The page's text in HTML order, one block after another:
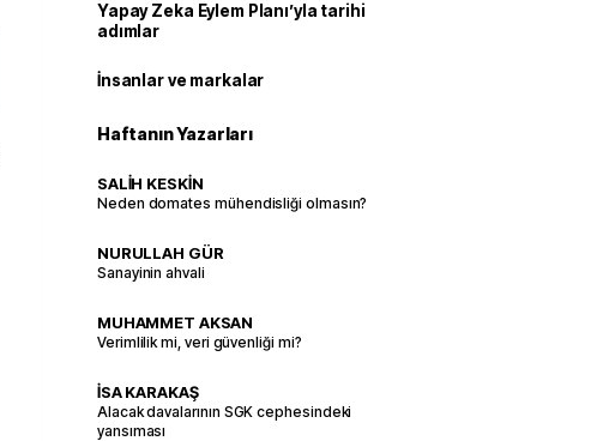
Yapay Zeka Eylem Planı’yla tarihi
adımlar
İnsanlar ve markalar
Haftanın Yazarları
SALİH KESKİN
Neden domates mühendisliği olmasın?
NURULLAH GÜR
Sanayinin ahvali
MUHAMMET AKSAN
Verimlilik mi, veri güvenliği mi?
İSA KARAKAŞ
Alacak davalarının SGK cephesindeki
yansıması